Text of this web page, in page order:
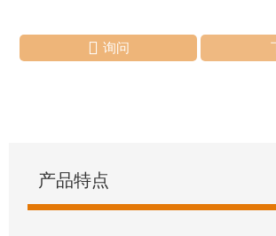
 询问
产品特点